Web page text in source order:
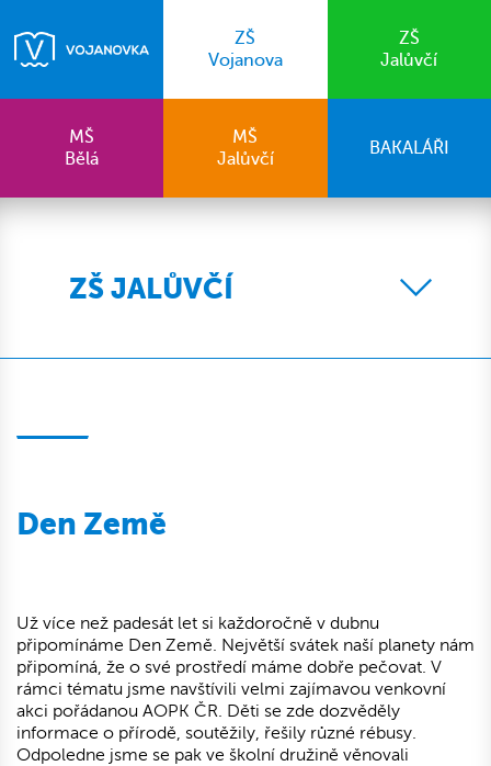
ZŠ
Vojanova
ZŠ
Jalůvčí
MŠ
Bělá
MŠ
Jalůvčí
BAKALÁŘI
ZŠ JALŮVČÍ
Den Země
Už více než padesát let si každoročně v dubnu
připomínáme Den Země. Největší svátek naší planety nám
připomíná, že o své prostředí máme dobře pečovat. V
rámci tématu jsme navštívili velmi zajímavou venkovní
akci pořádanou AOPK ČR. Děti se zde dozvěděly
informace o přírodě, soutěžily, řešily různé rébusy.
Odpoledne jsme se pak ve školní družině věnovali